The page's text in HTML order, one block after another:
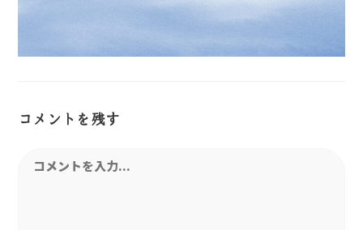
コメントを残す